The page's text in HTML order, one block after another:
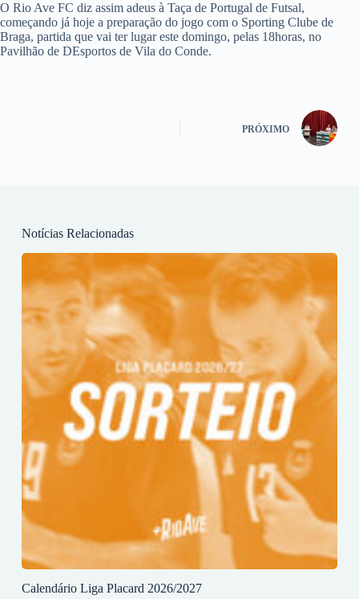
O Rio Ave FC diz assim adeus à Taça de Portugal de Futsal,
começando já hoje a preparação do jogo com o Sporting Clube de
Braga, partida que vai ter lugar este domingo, pelas 18horas, no
Pavilhão de DEsportos de Vila do Conde.
PRÓXIMO
Notícias Relacionadas
Calendário Liga Placard 2026/2027